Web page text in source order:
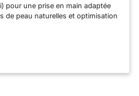
pour une prise en main adaptée
de peau naturelles et optimisation
avec l'appareil Moteur de